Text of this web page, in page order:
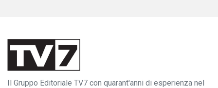
Il Gruppo Editoriale TV7 con quarant'anni di esperienza nel